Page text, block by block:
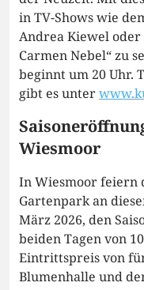
in TV-Shows wie
Andrea Kiewel
Carmen Nebel“ zu
beginnt um 20 Uhr.
gibt es unter
Wiesmoor
In Wiesmoor feiern
Gartenpark an
März 2026, den
beiden Tagen von
Eintrittspreis von
Blumenhalle und